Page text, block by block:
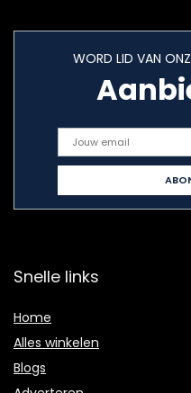
WORD LID VAN
Snelle links
Home
Alles winkelen
Blogs